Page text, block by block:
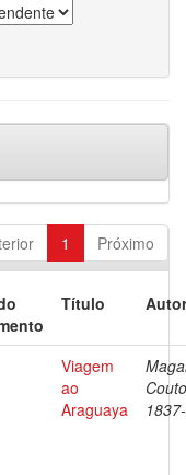
1 Próximo
Título
Viagem
ao
Araguaya